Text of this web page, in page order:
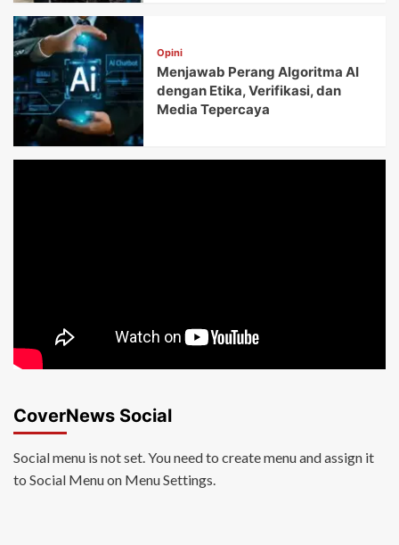
Opini
Menjawab Perang Algoritma AI
dengan Etika, Verifikasi, dan
Media Tepercaya
CoverNews Social
Social menu is not set. You need to create menu and assign it
to Social Menu on Menu Settings.